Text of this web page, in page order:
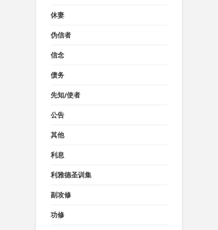
休妻
伪信者
信念
债务
先知/使者
公告
其他
利息
利雅德圣训集
副攻修
功修